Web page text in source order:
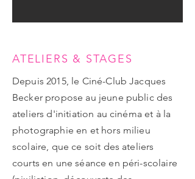
ATELIERS & STAGES
Depuis 2015, le Ciné-Club Jacques
Becker propose au jeune public des
ateliers d'initiation au cinéma et à la
photographie en et hors milieu
scolaire, que ce soit des ateliers
courts en une séance en péri-scolaire